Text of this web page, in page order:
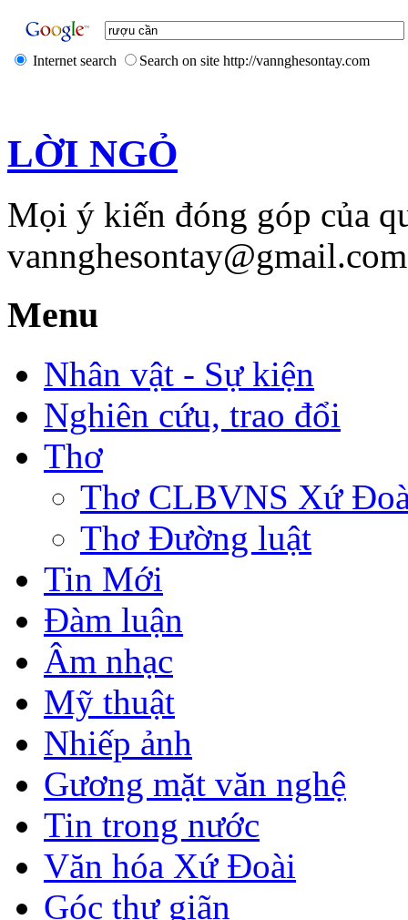
Internet search Search on site http://vannghesontay.com
LỜI NGỎ
Mọi ý kiến đóng góp của
Menu
Nhân vật - Sự kiện
Nghiên cứu, trao đổi
Thơ
Thơ CLBVNS Xứ
Thơ Đường luật
Tin Mới
Đàm luận
Âm nhạc
Mỹ thuật
Nhiếp ảnh
Gương mặt văn nghệ
Tin trong nước
Văn hóa Xứ Đoài
Góc thư giãn